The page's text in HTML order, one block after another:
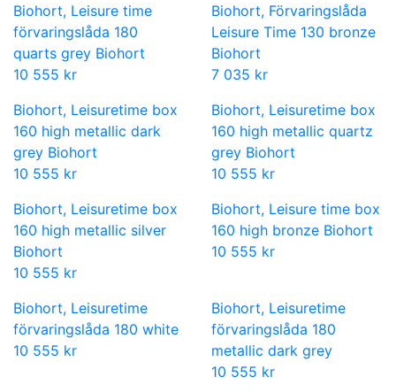
Biohort, Leisure time
förvaringslåda 180
quarts grey Biohort
10 555 kr
Biohort, Förvaringslåda
Leisure Time 130 bronze
Biohort
7 035 kr
Biohort, Leisuretime box
160 high metallic dark
grey Biohort
10 555 kr
Biohort, Leisuretime box
160 high metallic quartz
grey Biohort
10 555 kr
Biohort, Leisuretime box
160 high metallic silver
Biohort
10 555 kr
Biohort, Leisure time box
160 high bronze Biohort
10 555 kr
Biohort, Leisuretime
förvaringslåda 180 white
10 555 kr
Biohort, Leisuretime
förvaringslåda 180
metallic dark grey
10 555 kr